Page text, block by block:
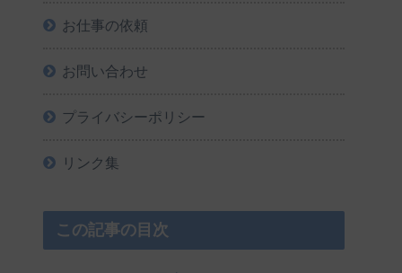
お仕事の依頼
お問い合わせ
プライバシーポリシー
リンク集
この記事の目次